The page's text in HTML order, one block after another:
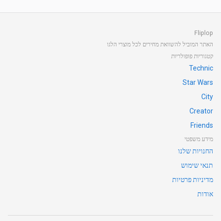
Fliplop
האתר המוביל להשוואת מחירים לכל מוצרי הלגו
קטגוריות פופולריות
Technic
Star Wars
City
Creator
Friends
מידע משפטי
החנויות שלנו
תנאי שימוש
מדיניות פרטיות
אודות